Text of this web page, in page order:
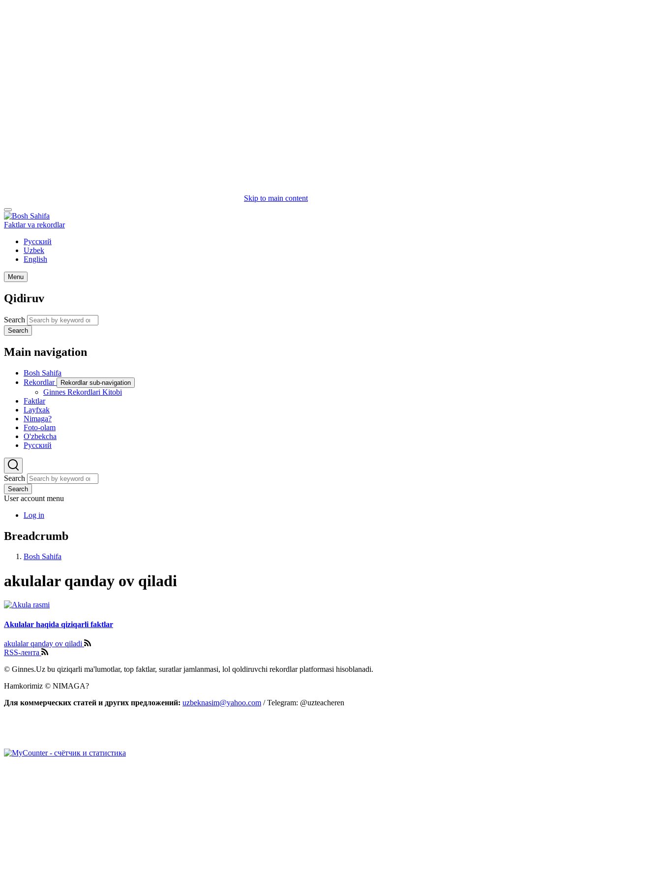
Skip to main content
Faktlar va rekordlar
Русский
Uzbek
English
Menu
Qidiruv
Search
Search
Main navigation
Bosh Sahifa
Rekordlar
Rekordlar sub-navigation
Ginnes Rekordlari Kitobi
Faktlar
Layfxak
Nimaga?
Foto-olam
O'zbekcha
Русский
Search
Search
User account menu
Log in
Breadcrumb
Bosh Sahifa
akulalar qanday ov qiladi
Akulalar haqida qiziqarli faktlar
akulalar qanday ov qiladi
RSS-лента
© Ginnes.Uz bu qiziqarli ma'lumotlar, top faktlar, suratlar jamlanmasi, lol qoldiruvchi rekordlar platformasi hisoblanadi.
Hamkorimiz © NIMAGA?
Для коммерческих статей и других предложений: uzbeknasim@yahoo.com / Telegram: @uzteacheren